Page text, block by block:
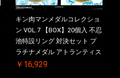
キン肉マンメダルコレクショ
ン VOL.7 【BOX】20個入 不忍
池特設リング 対決セット プ
ラチナメダル アトランティス
ドライバー VS.ネックカット
￥16,929